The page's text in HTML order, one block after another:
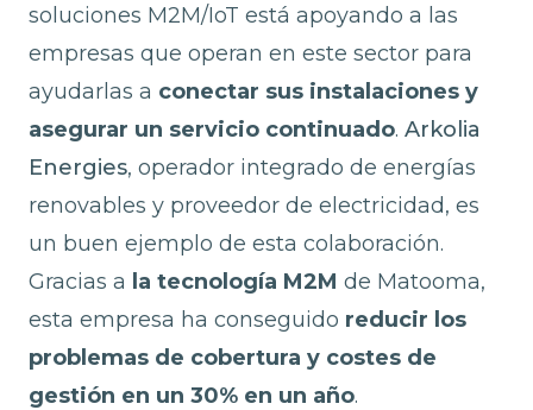
soluciones M2M/IoT está apoyando a las
empresas que operan en este sector para
ayudarlas a conectar sus instalaciones y
asegurar un servicio continuado. Arkolia
Energies, operador integrado de energías
renovables y proveedor de electricidad, es
un buen ejemplo de esta colaboración.
Gracias a la tecnología M2M de Matooma,
esta empresa ha conseguido reducir los
problemas de cobertura y costes de
gestión en un 30% en un año.